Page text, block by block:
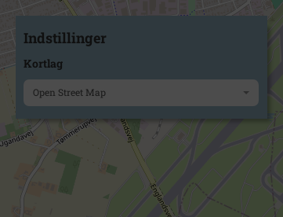
Indstillinger
Kortlag
Open Street Map